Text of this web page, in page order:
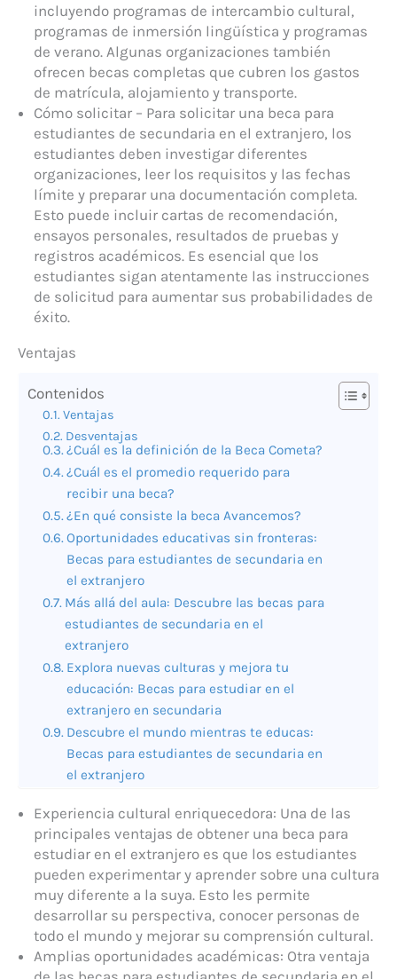
incluyendo programas de intercambio cultural,
programas de inmersión lingüística y programas
de verano. Algunas organizaciones también
ofrecen becas completas que cubren los gastos
de matrícula, alojamiento y transporte.
Cómo solicitar – Para solicitar una beca para
estudiantes de secundaria en el extranjero, los
estudiantes deben investigar diferentes
organizaciones, leer los requisitos y las fechas
límite y preparar una documentación completa.
Esto puede incluir cartas de recomendación,
ensayos personales, resultados de pruebas y
registros académicos. Es esencial que los
estudiantes sigan atentamente las instrucciones
de solicitud para aumentar sus probabilidades de
éxito.
Ventajas
Contenidos
Ventajas
Desventajas
¿Cuál es la definición de la Beca Cometa?
¿Cuál es el promedio requerido para
recibir una beca?
¿En qué consiste la beca Avancemos?
Oportunidades educativas sin fronteras:
Becas para estudiantes de secundaria en
el extranjero
Más allá del aula: Descubre las becas para
estudiantes de secundaria en el
extranjero
Explora nuevas culturas y mejora tu
educación: Becas para estudiar en el
extranjero en secundaria
Descubre el mundo mientras te educas:
Becas para estudiantes de secundaria en
el extranjero
Experiencia cultural enriquecedora: Una de las
principales ventajas de obtener una beca para
estudiar en el extranjero es que los estudiantes
pueden experimentar y aprender sobre una cultura
muy diferente a la suya. Esto les permite
desarrollar su perspectiva, conocer personas de
todo el mundo y mejorar su comprensión cultural.
Amplias oportunidades académicas: Otra ventaja